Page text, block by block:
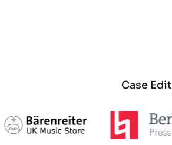
Case